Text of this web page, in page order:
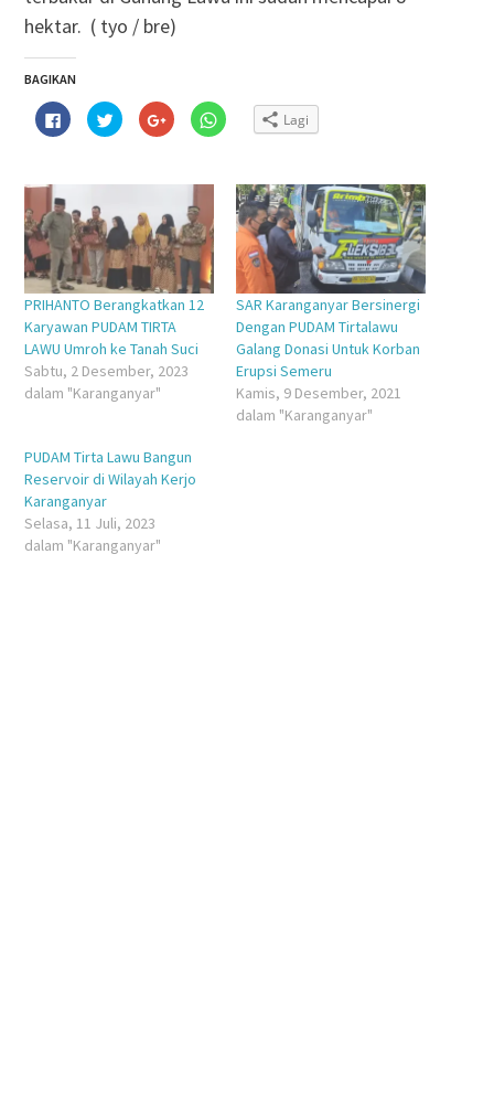
hektar. ( tyo / bre)
BAGIKAN
Klik
untuk
membagikan
jendela
yang
baru)
Klik
untuk
berbagi
di
yang
baru)
Klik
untuk
berbagi
(Membuka
jendela
yang
baru)
Klik
untuk
jendela
yang
baru)
Lagi
PRIHANTO Berangkatkan 12
Karyawan PUDAM TIRTA
LAWU Umroh ke Tanah Suci
Sabtu, 2 Desember, 2023
dalam "Karanganyar"
SAR Karanganyar Bersinergi
Dengan PUDAM Tirtalawu
Galang Donasi Untuk Korban
Erupsi Semeru
Kamis, 9 Desember, 2021
dalam "Karanganyar"
PUDAM Tirta Lawu Bangun
Reservoir di Wilayah Kerjo
Karanganyar
Selasa, 11 Juli, 2023
dalam "Karanganyar"